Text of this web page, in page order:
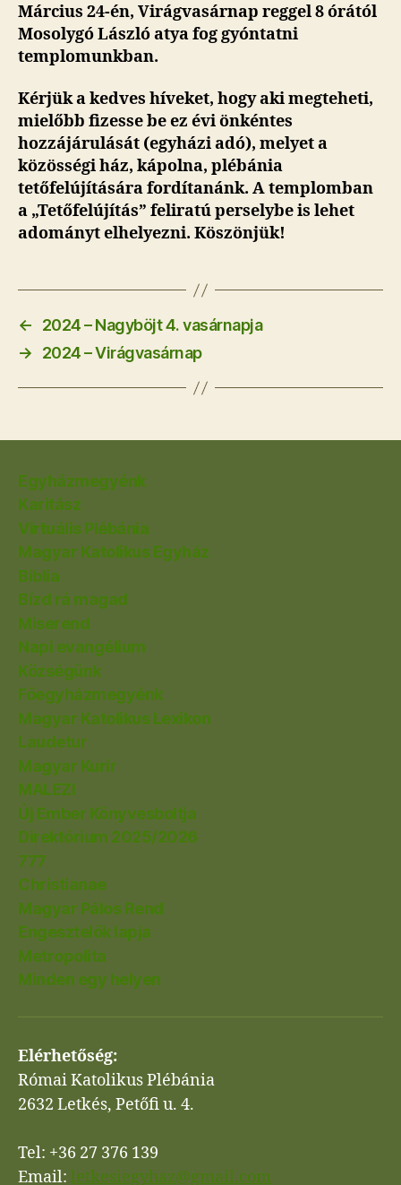
Március 24-én, Virágvasárnap reggel 8 órától
Mosolygó László atya fog gyóntatni
templomunkban.
Kérjük a kedves híveket, hogy aki megteheti,
mielőbb fizesse be ez évi önkéntes
hozzájárulását (egyházi adó), melyet a
közösségi ház, kápolna, plébánia
tetőfelújítására fordítanánk. A templomban
a „Tetőfelújítás” feliratú perselybe is lehet
adományt elhelyezni. Köszönjük!
←
2024 – Nagyböjt 4. vasárnapja
→
2024 – Virágvasárnap
Egyházmegyénk
Karitász
Virtuális Plébánia
Magyar Katolikus Egyház
Biblia
Bízd rá magad
Miserend
Napi evangélium
Községünk
Főegyházmegyénk
Magyar Katolikus Lexikon
Laudetur
Magyar Kurír
MALEZI
Új Ember Könyvesboltja
Direktórium 2025/2026
777
Christianae
Magyar Pálos Rend
Engesztelők lapja
Metropolita
Minden egy helyen
Elérhetőség:
Római Katolikus Plébánia
2632 Letkés, Petőfi u. 4.
Tel: +36 27 376 139
Email: letkesiegyhaz@gmail.com